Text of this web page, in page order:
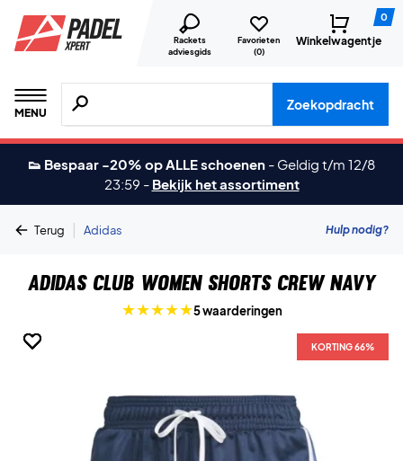
Rackets
adviesgids
Favorieten
(0)
0
Winkelwagentje
MENU
Zoeken naar producten, merken etc.
Zoekopdracht
👟 Bespaar -20% op ALLE schoenen - Geldig t/m 12/8
23:59 - Bekijk het assortiment
Terug | Adidas Hulp nodig?
Adidas Club Women Shorts Crew Navy
5 waarderingen
KORTING 66%
KORTING 66%
KORTING 66%
KORTING 66%
KORTING 66%
KORTING 66%